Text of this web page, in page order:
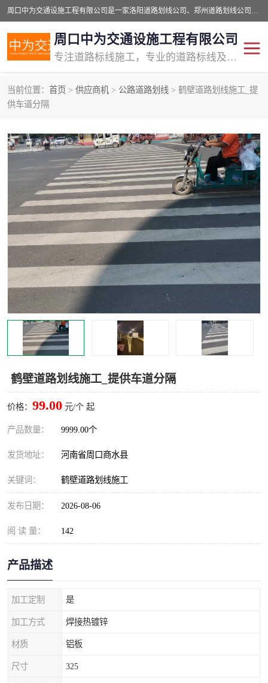
周口中为交通设施工程有限公司是一家洛阳道路划线公司、郑州道路划线公司、平顶山道路车位划线公司、开封车位划线公司、许昌道路车位划线公司、漯河道路车位划线公司，公司始终坚持“诚信、匠心、专注”的宗旨；我们的经营理念是：的服务。
周口中为交通设施工程有限公司
专注道路标线施工，专业的道路标线及交通设施施工服务商!
当前位置： 首页 > 供应商机 > 公路道路划线 > 鹤壁道路划线施工_提
供车道分隔
鹤壁道路划线施工_提供车道分隔
价格： 99.00 元/个 起
产品数量： 9999.00个
发货地址： 河南省周口商水县
关键词： 鹤壁道路划线施工
发布日期： 2026-08-06
阅 读 量： 142
产品描述
加工定制 是
加工方式 焊接热镀锌
材质 铝板
尺寸 325
交通道路标线
道路标线划线 马路标线
道路标线 道路划线